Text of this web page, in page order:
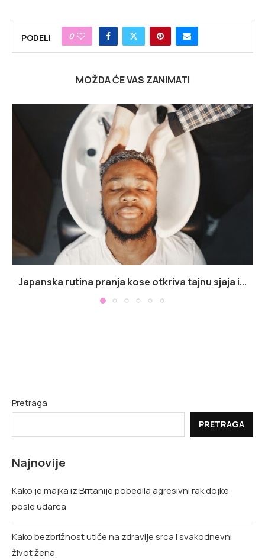
PODELI 0
MOŽDA ĆE VAS ZANIMATI
Japanska rutina pranja kose otkriva tajnu sjaja i...
Pretraga
PRETRAGA
Najnovije
Kako je majka iz Britanije pobedila agresivni rak dojke
posle udarca
Kako bezbrižnost utiče na zdravlje srca i svakodnevni
život žena